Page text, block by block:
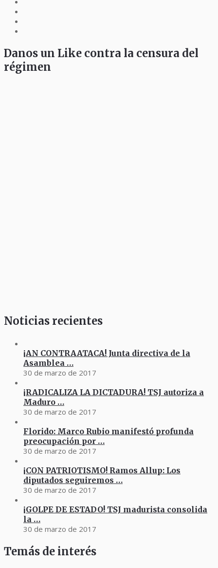
Danos un Like contra la censura del
régimen
Noticias recientes
¡AN CONTRAATACA! Junta directiva de la
Asamblea …
30 de marzo de 2017
¡RADICALIZA LA DICTADURA! TSJ autoriza a
Maduro …
30 de marzo de 2017
Florido: Marco Rubio manifestó profunda
preocupación por …
30 de marzo de 2017
¡CON PATRIOTISMO! Ramos Allup: Los
diputados seguiremos …
30 de marzo de 2017
¡GOLPE DE ESTADO! TSJ madurista consolida
la …
30 de marzo de 2017
Temás de interés